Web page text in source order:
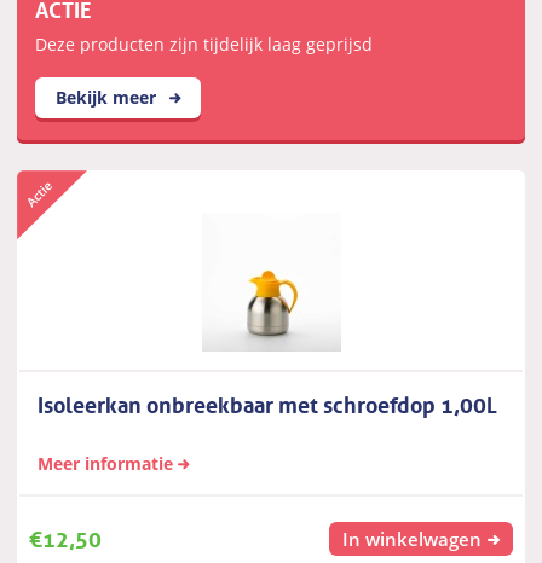
ACTIE
Deze producten zijn tijdelijk laag geprijsd
Bekijk meer
Isoleerkan onbreekbaar met schroefdop 1,00L
Meer informatie
€12,50 In winkelwagen